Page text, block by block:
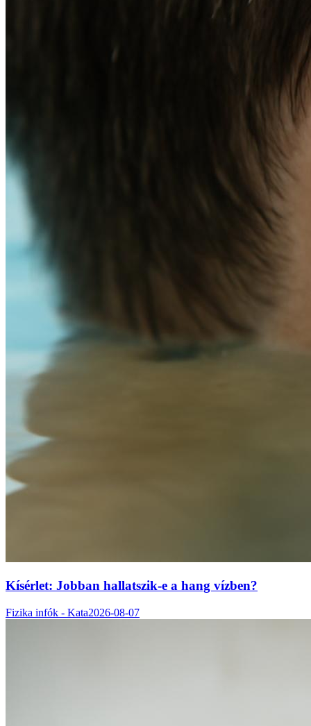
Kísérlet: Jobban hallatszik-e a hang vízben?
Fizika infók - Kata2026-08-07